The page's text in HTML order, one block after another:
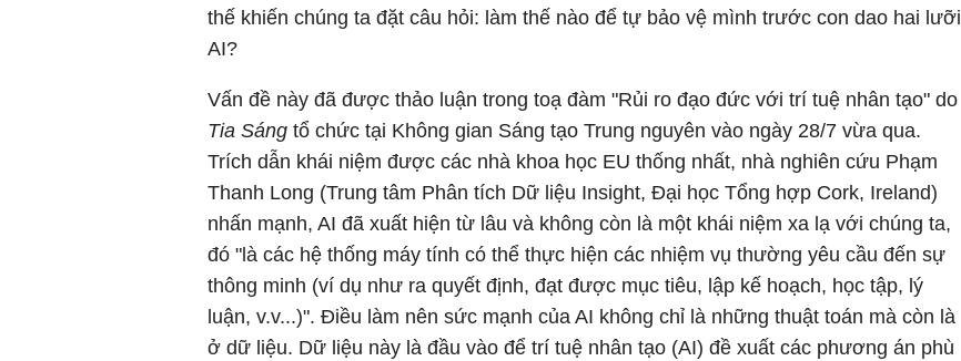
thế khiến chúng ta đặt câu hỏi: làm thế nào để tự bảo vệ mình trước con dao hai lưỡi
AI?
Vấn đề này đã được thảo luận trong toạ đàm "Rủi ro đạo đức với trí tuệ nhân tạo" do
Tia Sáng tổ chức tại Không gian Sáng tạo Trung nguyên vào ngày 28/7 vừa qua.
Trích dẫn khái niệm được các nhà khoa học EU thống nhất, nhà nghiên cứu Phạm
Thanh Long (Trung tâm Phân tích Dữ liệu Insight, Đại học Tổng hợp Cork, Ireland)
nhấn mạnh, AI đã xuất hiện từ lâu và không còn là một khái niệm xa lạ với chúng ta,
đó "là các hệ thống máy tính có thể thực hiện các nhiệm vụ thường yêu cầu đến sự
thông minh (ví dụ như ra quyết định, đạt được mục tiêu, lập kế hoạch, học tập, lý
luận, v.v...)". Điều làm nên sức mạnh của AI không chỉ là những thuật toán mà còn là
ở dữ liệu. Dữ liệu này là đầu vào để trí tuệ nhân tạo (AI) đề xuất các phương án phù